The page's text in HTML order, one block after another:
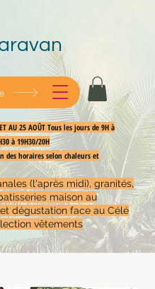
AU 25 AOÛT Tous les jours de 9H à
à 19H30/20H
des horaires selon chaleurs et
(l'après midi), granités,
maison au
dégustation face au Célé
vêtements